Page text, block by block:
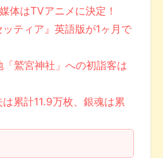
体はTVアニメに決定！
ティア』英語版が1ヶ月で
鷲宮神社」への初詣客は
累計11.9万枚、銀魂は累